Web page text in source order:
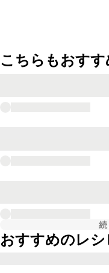
こちらもおすす
おすすめのレシ